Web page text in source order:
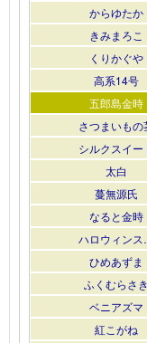
からゆたか
きみまろこ
くりかぐや
高系14号
五郎島金時
さつまいもの
シルクスイー
太白
蔓無源氏
なると金時
ハロウィン
ひめあずま
ふくむらさき
ベニアズマ
紅こがね